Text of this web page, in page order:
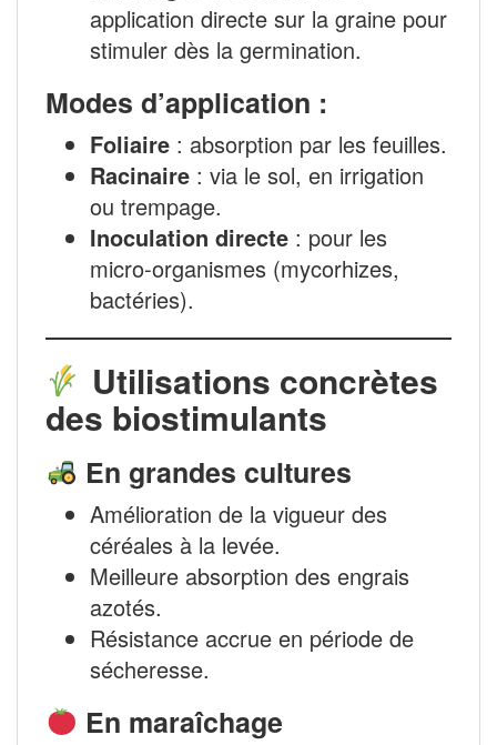
application directe sur la graine pour
stimuler dès la germination.
Modes d’application :
Foliaire : absorption par les feuilles.
Racinaire : via le sol, en irrigation
ou trempage.
Inoculation directe : pour les
micro-organismes (mycorhizes,
bactéries).
Utilisations concrètes
des biostimulants
En grandes cultures
Amélioration de la vigueur des
céréales à la levée.
Meilleure absorption des engrais
azotés.
Résistance accrue en période de
sécheresse.
En maraîchage